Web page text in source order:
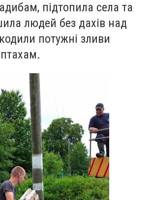
підтопила села та
людей без дахів над
потужні зливи